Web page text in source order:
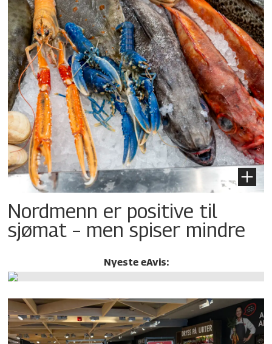
Nordmenn er positive til
sjømat – men spiser mindre
Nyeste eAvis: